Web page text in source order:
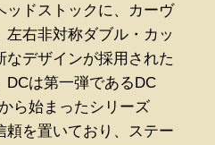
ッドストックに、カーヴ
左右非対称ダブル・カッ
なデザインが採用された
DCは第一弾であるDC
ら始まったシリーズ
頼を置いており、ステー